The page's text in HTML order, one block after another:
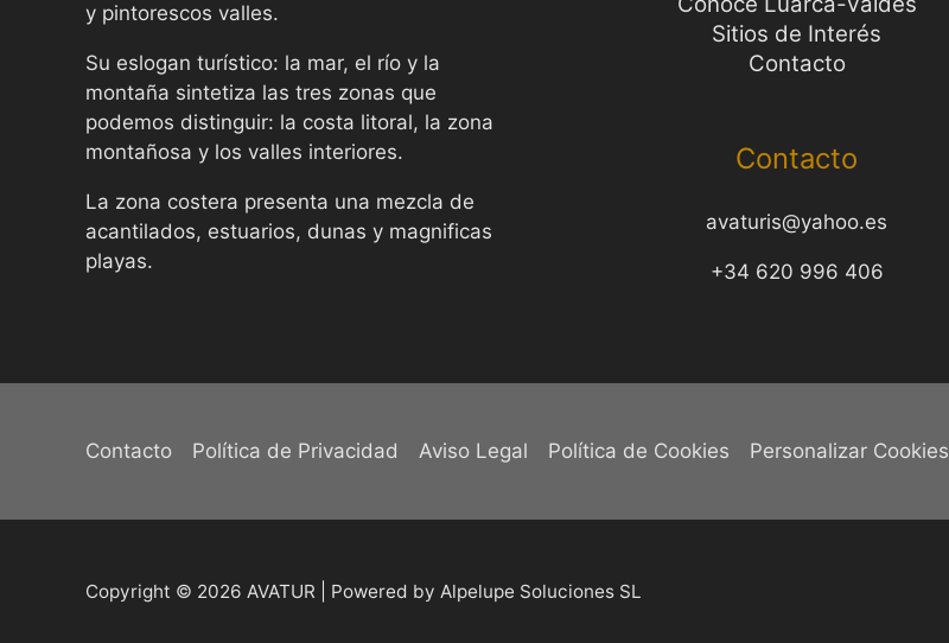
y pintorescos valles.
Su eslogan turístico: la mar, el río y la
montaña sintetiza las tres zonas que
podemos distinguir: la costa litoral, la zona
montañosa y los valles interiores.
La zona costera presenta una mezcla de
acantilados, estuarios, dunas y magnificas
playas.
Sitios de Interés
Contacto
Contacto
avaturis@yahoo.es
+34 620 996 406
Contacto Política de Privacidad Aviso Legal Política de Cookies Personalizar Cookies
Copyright © 2026 AVATUR | Powered by Alpelupe Soluciones SL